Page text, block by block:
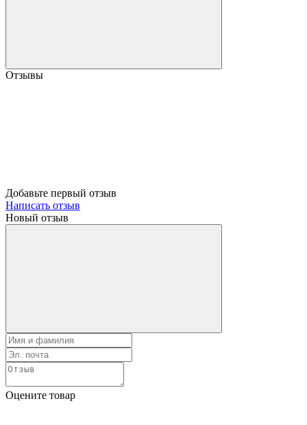
Отзывы
Добавьте первый отзыв
Написать отзыв
Новый отзыв
Оцените товар